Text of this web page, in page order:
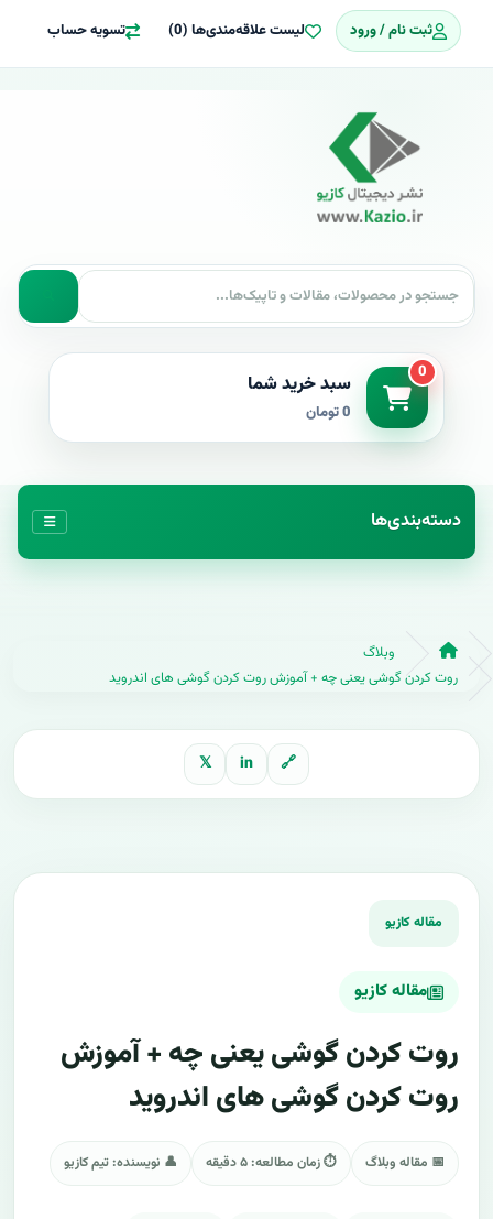
ثبت نام / ورود لیست علاقه‌مندی‌ها (0) تسویه حساب
0 سبد خرید شما
0 تومان
دسته‌بندی‌ها
وبلاگ
روت کردن گوشی یعنی چه + آموزش روت کردن گوشی های اندروید
مقاله کازیو
روت کردن گوشی یعنی چه + آموزش
روت کردن گوشی های اندروید
📅 مقاله وبلاگ ⏱ زمان مطالعه: ۵ دقیقه 👤 نویسنده: تیم کازیو
🔗
in
𝕏